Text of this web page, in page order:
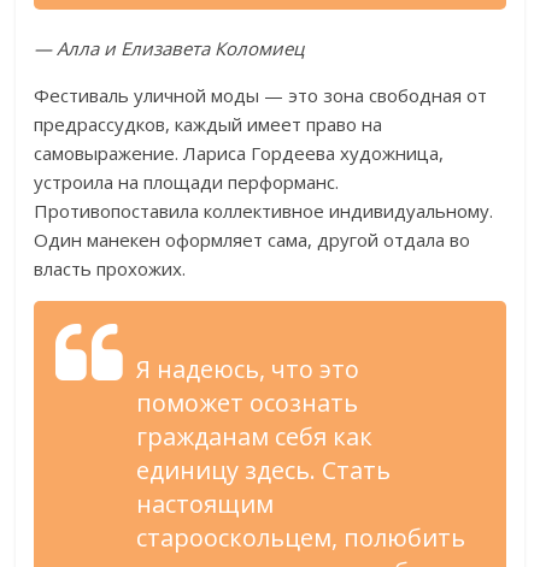
— Алла и Елизавета Коломиец
Фестиваль уличной моды — это зона свободная от
предрассудков, каждый имеет право на
самовыражение. Лариса Гордеева художница,
устроила на площади перформанс.
Противопоставила коллективное индивидуальному.
Один манекен оформляет сама, другой отдала во
власть прохожих.
Я надеюсь, что это
поможет осознать
гражданам себя как
единицу здесь. Стать
настоящим
старооскольцем, полюбить